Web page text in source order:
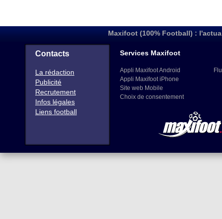
Maxifoot (100% Football) :
Contacts
La rédaction
Publicité
Recrutement
Infos légales
Liens football
Services Maxifoot
Appli Maxifoot Android
Appli Maxifoot iPhone
Site web Mobile
Choix de consentement